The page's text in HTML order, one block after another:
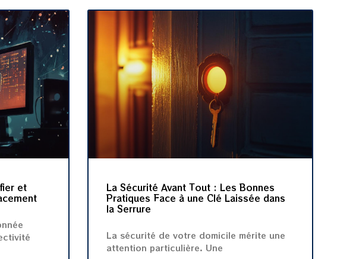
et
La Sécurité Avant Tout : Les Bonnes
Pratiques Face à une Clé Laissée dans
la Serrure
La sécurité de votre domicile mérite une
attention particulière. Une